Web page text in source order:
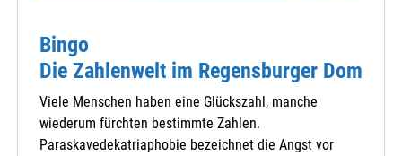
Bingo
Die Zahlenwelt im Regensburger Dom
Viele Menschen haben eine Glückszahl, manche
wiederum fürchten bestimmte Zahlen.
Paraskavedekatriaphobie bezeichnet die Angst vor